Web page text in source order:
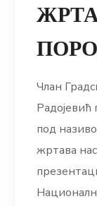
Члан
Радојевић
под
жртава